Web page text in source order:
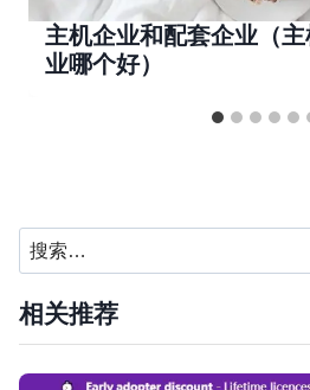
主机企业和配套企业（
业哪个好）
搜
索：
相关推荐